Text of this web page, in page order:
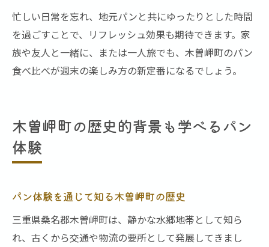
忙しい日常を忘れ、地元パンと共にゆったりとした時間
を過ごすことで、リフレッシュ効果も期待できます。家
族や友人と一緒に、または一人旅でも、木曽岬町のパン
食べ比べが週末の楽しみ方の新定番になるでしょう。
木曽岬町の歴史的背景も学べるパン
体験
パン体験を通じて知る木曽岬町の歴史
三重県桑名郡木曽岬町は、静かな水郷地帯として知ら
れ、古くから交通や物流の要所として発展してきまし